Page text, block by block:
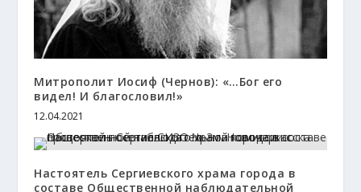
Митрополит Иосиф (Чернов): «…Бог его
видел! И благословил!»
12.04.2021
Настоятель Сергиевского храма города в
составе Общественной наблюдательной